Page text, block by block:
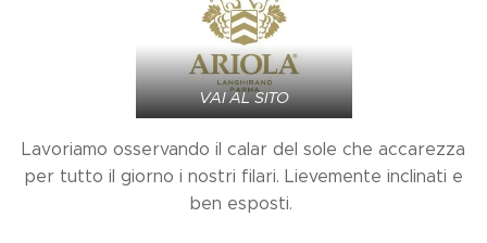
VAI AL SITO
Lavoriamo osservando il calar del sole che accarezza
per tutto il giorno i nostri filari. Lievemente inclinati e
ben esposti.